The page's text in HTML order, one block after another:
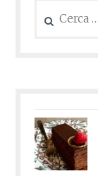
per: